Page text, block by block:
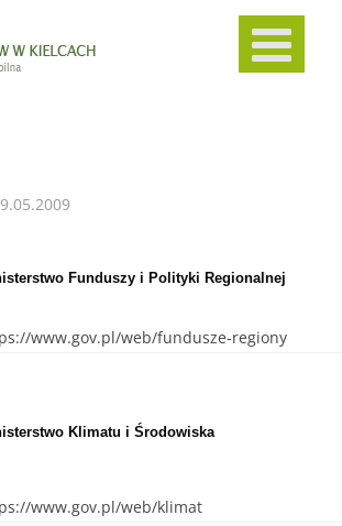
Funduszy i Polityki Regionalnej
www.gov.pl/web/fundusze-regiony
Klimatu i Środowiska
www.gov.pl/web/klimat